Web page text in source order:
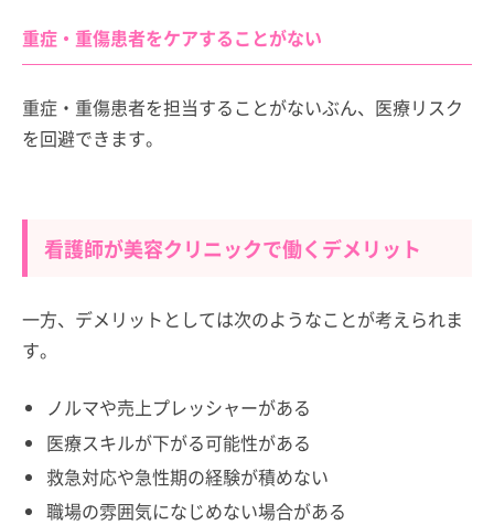
重症・重傷患者をケアすることがない
重症・重傷患者を担当することがないぶん、医療リスク
を回避できます。
看護師が美容クリニックで働くデメリット
一方、デメリットとしては次のようなことが考えられま
す。
ノルマや売上プレッシャーがある
医療スキルが下がる可能性がある
救急対応や急性期の経験が積めない
職場の雰囲気になじめない場合がある